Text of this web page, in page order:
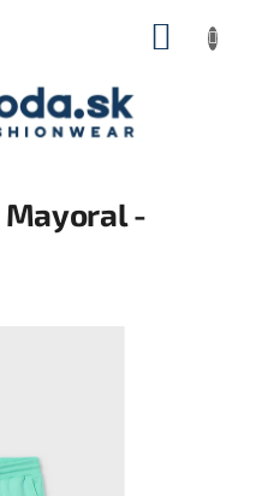
-